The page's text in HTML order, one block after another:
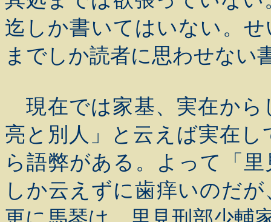
迄しか書いてはいない。
までしか読者に思わせない
現在では家基、実在から
亮と別人」と云えば実在
ら語弊がある。よって「
しか云えずに歯痒いのだ